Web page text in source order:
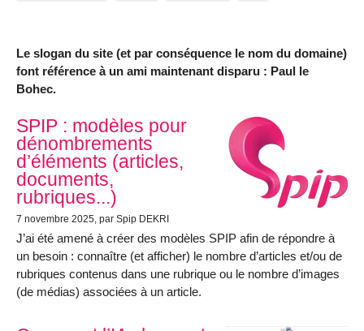
Le slogan du site (et par conséquence le nom du domaine)
font référence à un ami maintenant disparu : Paul le
Bohec.
Articles les plus récents
SPIP : modèles pour
dénombrements
d’éléments (articles,
documents,
rubriques...)
7 novembre 2025, par Spip DEKRI
J’ai été amené à créer des modèles SPIP afin de répondre à
un besoin : connaître (et afficher) le nombre d’articles et/ou de
rubriques contenus dans une rubrique ou le nombre d’images
(de médias) associées à un article.